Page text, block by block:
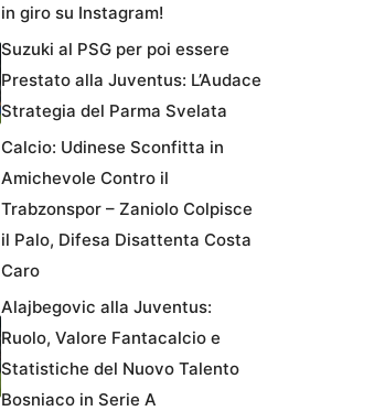
in giro su Instagram!
Suzuki al PSG per poi essere
Prestato alla Juventus: L’Audace
Strategia del Parma Svelata
Calcio: Udinese Sconfitta in
Amichevole Contro il
Trabzonspor – Zaniolo Colpisce
il Palo, Difesa Disattenta Costa
Caro
Alajbegovic alla Juventus:
Ruolo, Valore Fantacalcio e
Statistiche del Nuovo Talento
Bosniaco in Serie A